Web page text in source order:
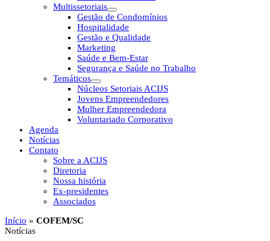
Multissetoriais
Gestão de Condomínios
Hospitalidade
Gestão e Qualidade
Marketing
Saúde e Bem-Estar
Segurança e Saúde no Trabalho
Temáticos
Núcleos Setoriais ACIJS
Jovens Empreendedores
Mulher Empreendedora
Voluntariado Corporativo
Agenda
Notícias
Contato
Sobre a ACIJS
Diretoria
Nossa história
Ex-presidentes
Associados
Início » COFEM/SC
Notícias